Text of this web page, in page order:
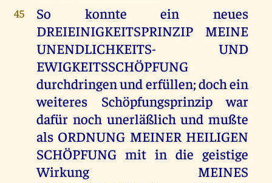
45
So konnte ein neues
DREIEINIGKEITSPRINZIP MEINE
UNENDLICHKEITS- UND
EWIGKEITSSCHÖPFUNG
durchdringen und erfüllen; doch ein
weiteres Schöpfungsprinzip war
dafür noch unerläßlich und mußte
als ORDNUNG MEINER HEILIGEN
SCHÖPFUNG mit in die geistige
Wirkung MEINES